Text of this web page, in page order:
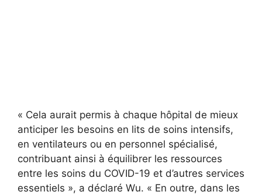
« Cela aurait permis à chaque hôpital de mieux
anticiper les besoins en lits de soins intensifs,
en ventilateurs ou en personnel spécialisé,
contribuant ainsi à équilibrer les ressources
entre les soins du COVID-19 et d’autres services
essentiels », a déclaré Wu. « En outre, dans les